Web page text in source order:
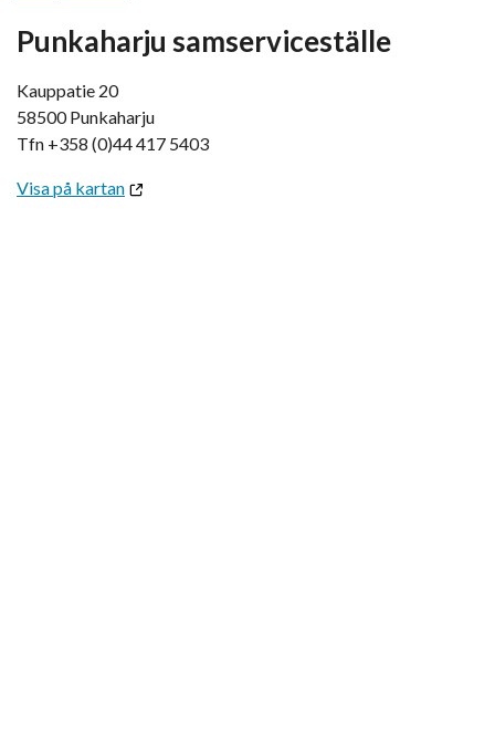
Punkaharju samserviceställe
Kauppatie 20
58500 Punkaharju
Tfn +358 (0)44 417 5403
Visa på kartan